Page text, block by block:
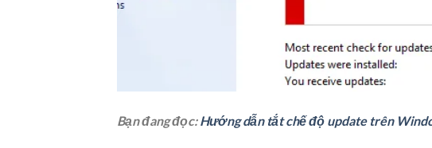
Bạn đang đọc:Hướng dẫn tắt chế độ update trên